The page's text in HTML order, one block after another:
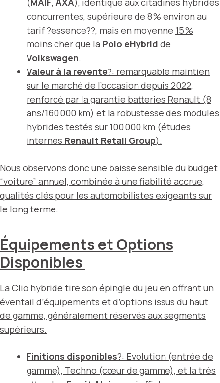
(MAIF, AXA), identique aux citadines hybrides
concurrentes, supérieure de 8 % environ au
tarif ?essence??, mais en moyenne 15 %
moins cher que la Polo eHybrid de
Volkswagen.
Valeur à la revente?: remarquable maintien
sur le marché de l’occasion depuis 2022,
renforcé par la garantie batteries Renault (8
ans/160 000 km) et la robustesse des modules
hybrides testés sur 100 000 km (études
internes Renault Retail Group).
Nous observons donc une baisse sensible du budget
“voiture” annuel, combinée à une fiabilité accrue,
qualités clés pour les automobilistes exigeants sur
le long terme.
Équipements et Options
Disponibles
La Clio hybride tire son épingle du jeu en offrant un
éventail d’équipements et d’options issus du haut
de gamme, généralement réservés aux segments
supérieurs.
Finitions disponibles?: Evolution (entrée de
gamme), Techno (cœur de gamme), et la très